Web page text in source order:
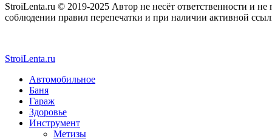
StroiLenta.ru © 2019-2025 Автор не несёт ответственности и
соблюдении правил перепечатки и при наличии активной
StroiLenta.ru
Автомобильное
Баня
Гараж
Здоровье
Инструмент
Метизы